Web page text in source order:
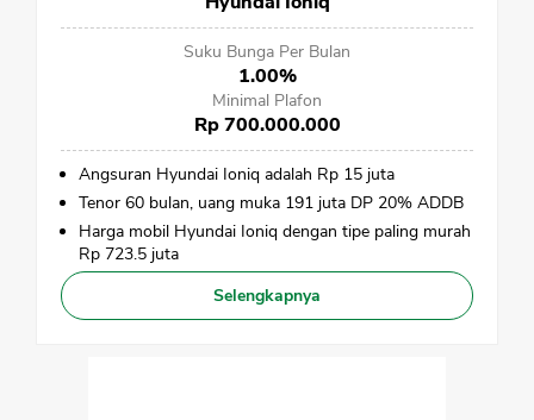
Suku Bunga Per Bulan
1.00%
Minimal Plafon
Rp 700.000.000
Angsuran Hyundai Ioniq adalah Rp 15 juta
Tenor 60 bulan, uang muka 191 juta DP 20% ADDB
Harga mobil Hyundai Ioniq dengan tipe paling murah
Rp 723.5 juta
Selengkapnya